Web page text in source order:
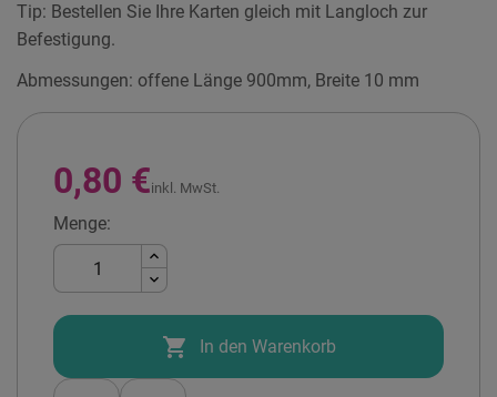
Tip: Bestellen Sie Ihre Karten gleich mit Langloch zur
Befestigung.
Abmessungen: offene Länge 900mm, Breite 10 mm
0,80 €inkl. MwSt.
Menge:
 In den Warenkorb